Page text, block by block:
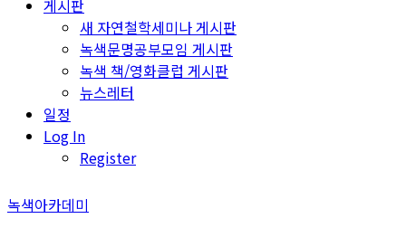
게시판
새 자연철학세미나 게시판
녹색문명공부모임 게시판
녹색 책/영화클럽 게시판
뉴스레터
일정
Log In
Register
녹색아카데미